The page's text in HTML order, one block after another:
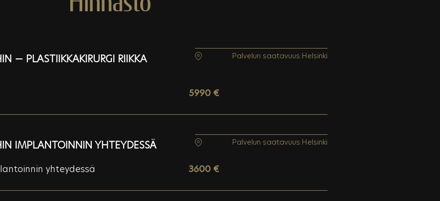
— PLASTIIKKAKIRURGI RIIKKA Palvelun saatavuus:Helsinki
5990 €
IMPLANTOINNIN YHTEYDESSÄ Palvelun saatavuus:Helsinki
yhteydessä 3600 €